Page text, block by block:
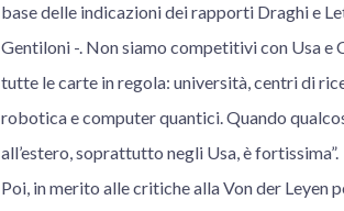
base delle indicazioni dei rapporti Draghi e
Gentiloni -. Non siamo competitivi con Usa e
tutte le carte in regola: università, centri di
robotica e computer quantici. Quando
all’estero, soprattutto negli Usa, è fortissima”.
Poi, in merito alle critiche alla Von der Leyen